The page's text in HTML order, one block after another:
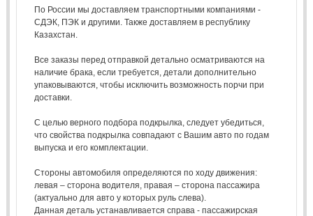
По России мы доставляем транспортными компаниями -
СДЭК, ПЭК и другими. Также доставляем в республику
Казахстан.
Все заказы перед отправкой детально осматриваются на
наличие брака, если требуется, детали дополнительно
упаковываются, чтобы исключить возможность порчи при
доставки.
С целью верного подбора подкрылка, следует убедиться,
что свойства подкрылка совпадают с Вашим авто по годам
выпуска и его комплектации.
Стороны автомобиля определяются по ходу движения:
левая – сторона водителя, правая – сторона пассажира
(актуально для авто у которых руль слева).
Данная деталь устанавливается справа - пассажирская